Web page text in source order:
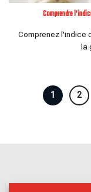
Comprendre
Comprenez l'indice
la
1 2